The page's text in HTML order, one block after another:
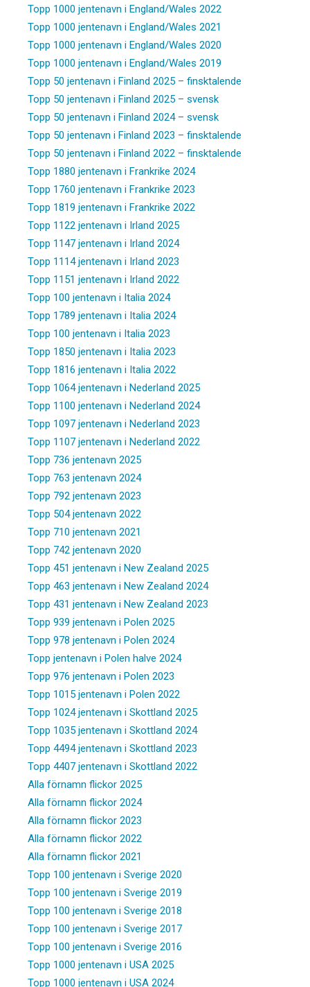
Topp 1000 jentenavn i England/Wales 2022
Topp 1000 jentenavn i England/Wales 2021
Topp 1000 jentenavn i England/Wales 2020
Topp 1000 jentenavn i England/Wales 2019
Topp 50 jentenavn i Finland 2025 – finsktalende
Topp 50 jentenavn i Finland 2025 – svensk
Topp 50 jentenavn i Finland 2024 – svensk
Topp 50 jentenavn i Finland 2023 – finsktalende
Topp 50 jentenavn i Finland 2022 – finsktalende
Topp 1880 jentenavn i Frankrike 2024
Topp 1760 jentenavn i Frankrike 2023
Topp 1819 jentenavn i Frankrike 2022
Topp 1122 jentenavn i Irland 2025
Topp 1147 jentenavn i Irland 2024
Topp 1114 jentenavn i Irland 2023
Topp 1151 jentenavn i Irland 2022
Topp 100 jentenavn i Italia 2024
Topp 1789 jentenavn i Italia 2024
Topp 100 jentenavn i Italia 2023
Topp 1850 jentenavn i Italia 2023
Topp 1816 jentenavn i Italia 2022
Topp 1064 jentenavn i Nederland 2025
Topp 1100 jentenavn i Nederland 2024
Topp 1097 jentenavn i Nederland 2023
Topp 1107 jentenavn i Nederland 2022
Topp 736 jentenavn 2025
Topp 763 jentenavn 2024
Topp 792 jentenavn 2023
Topp 504 jentenavn 2022
Topp 710 jentenavn 2021
Topp 742 jentenavn 2020
Topp 451 jentenavn i New Zealand 2025
Topp 463 jentenavn i New Zealand 2024
Topp 431 jentenavn i New Zealand 2023
Topp 939 jentenavn i Polen 2025
Topp 978 jentenavn i Polen 2024
Topp jentenavn i Polen halve 2024
Topp 976 jentenavn i Polen 2023
Topp 1015 jentenavn i Polen 2022
Topp 1024 jentenavn i Skottland 2025
Topp 1035 jentenavn i Skottland 2024
Topp 4494 jentenavn i Skottland 2023
Topp 4407 jentenavn i Skottland 2022
Alla förnamn flickor 2025
Alla förnamn flickor 2024
Alla förnamn flickor 2023
Alla förnamn flickor 2022
Alla förnamn flickor 2021
Topp 100 jentenavn i Sverige 2020
Topp 100 jentenavn i Sverige 2019
Topp 100 jentenavn i Sverige 2018
Topp 100 jentenavn i Sverige 2017
Topp 100 jentenavn i Sverige 2016
Topp 1000 jentenavn i USA 2025
Topp 1000 jentenavn i USA 2024